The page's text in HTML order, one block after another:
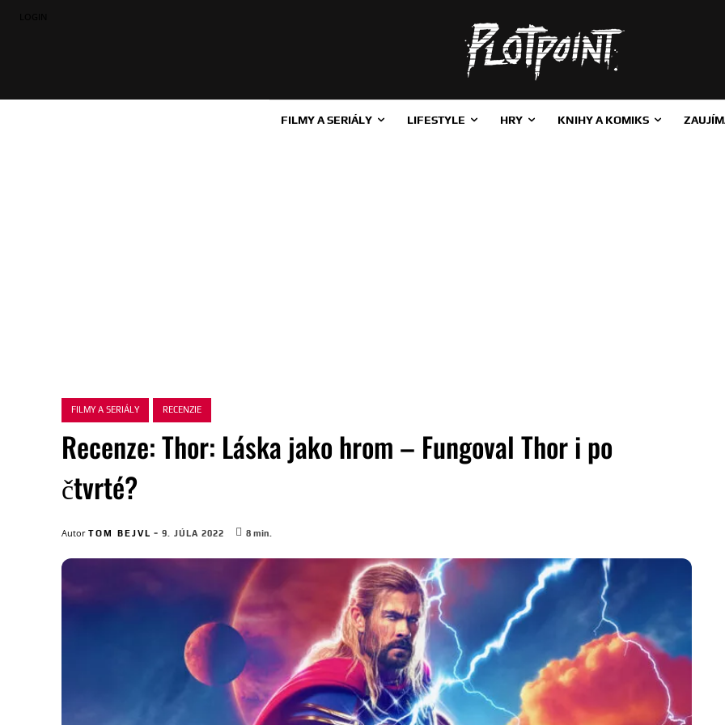
FILMY A SERIÁLY LIFESTYLE HRY KNIHY A KOMIKS
FILMY A SERIÁLY RECENZIE
Recenze: Thor: Láska jako hrom – Fungoval Thor i po
čtvrté?
Autor TOM BEJVL - 9. JÚLA 2022 8 min.